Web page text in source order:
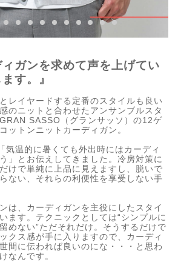
ィガンを求めて声を上げてい
す。』
レイヤードする定番のスタイルも良い
のニットと合わせたアンサンブルスタ
SASSO（グランサッソ）の12ゲ
ットンニットカーディガン。
気温的に暑くても外出時にはカーディ
」とお伝えしてきました。冷房対策に
けで単純に上品に見えますし、脱いで
ない、それらの利便性を享受しない手
は、カーディガンを主役にしたスタイ
ます。テクニックとしては“シンプルに
めない”ただそれだけ。そうするだけで
クス感が手に入りますので、カーディ
間に伝われば良いのにな・・・と思わ
なんです。